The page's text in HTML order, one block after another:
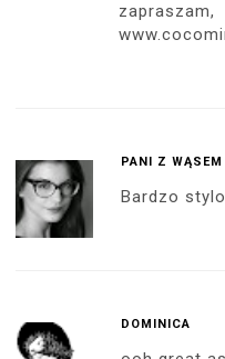
zapraszam,
PANI Z WĄSEM
Bardzo
DOMINICA